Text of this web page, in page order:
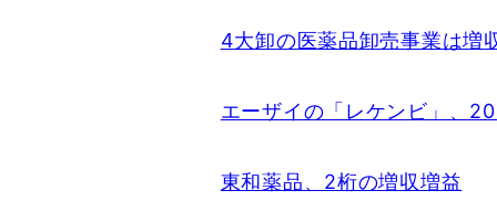
4大卸の医薬品卸売事業は増
エーザイの「レケンビ」、
東和薬品、2桁の増収増益